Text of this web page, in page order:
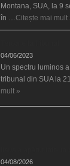
Montana, SUA, la 9
în … Citește mai mult
04/06/2023
Un spectru luminos
tribunal din SUA la
mult »
04/08/2026